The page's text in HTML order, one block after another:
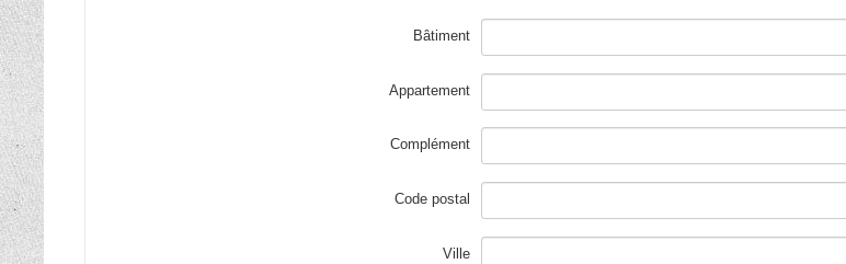
Bâtiment
Appartement
Complément
Code postal
Ville